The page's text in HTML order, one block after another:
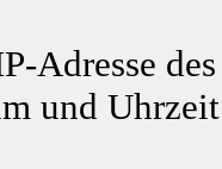
Adresse
und